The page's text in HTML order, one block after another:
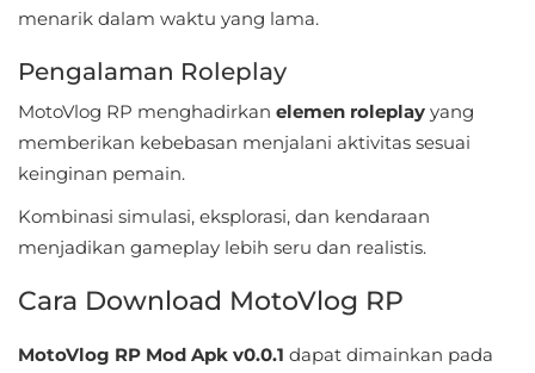
Maps
&
Navigation
Medical
Audio
menarik dalam waktu yang lama.
Pengalaman Roleplay
MotoVlog RP menghadirkan elemen roleplay yang
memberikan kebebasan menjalani aktivitas sesuai
keinginan pemain.
Kombinasi simulasi, eksplorasi, dan kendaraan
menjadikan gameplay lebih seru dan realistis.
Cara Download MotoVlog RP
MotoVlog RP Mod Apk v0.0.1 dapat dimainkan pada